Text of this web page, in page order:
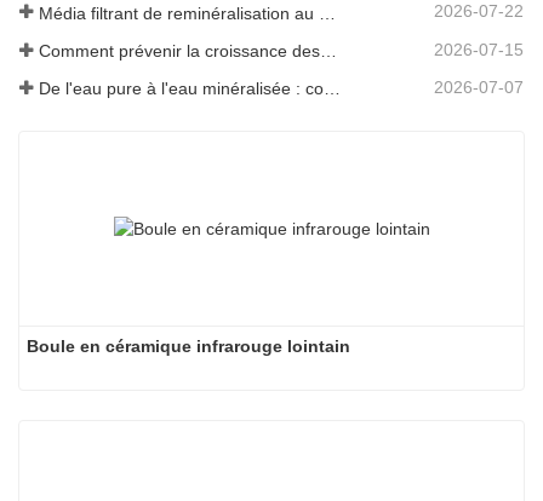
2026-07-22
2026-07-15
De l'eau pure à l'eau minéralisée : comment ETERNAL WORLD mène l'ère de la minéralisation de l'eau potable en réseau 2026-07-07
Boule en céramique infrarouge lointain